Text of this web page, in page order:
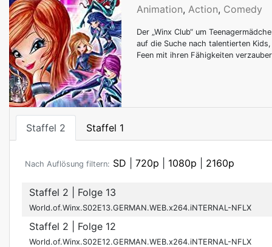
Animation, Action, Comedy
Der „Winx Club“ um
auf die Suche nach talentierten
Feen mit ihren Fähigkeiten
Staffel 2 Staffel 1
Nach Auflösung filtern: SD 720p 1080p 2160p
Staffel 2 | Folge 13
World.of.Winx.S02E13.GERMAN.WEB.x264.iNTERNAL-NFLX
Staffel 2 | Folge 12
World.of.Winx.S02E12.GERMAN.WEB.x264.iNTERNAL-NFLX